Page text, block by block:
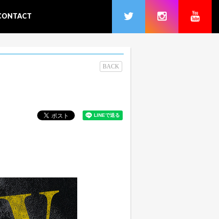
BACK